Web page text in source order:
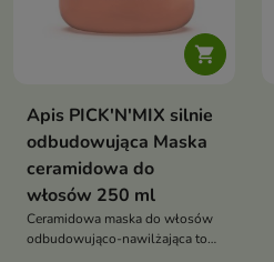

Apis PICK'N'MIX silnie
odbudowująca Maska
ceramidowa do
włosów 250 ml
Ceramidowa maska do włosów
odbudowująco-nawilżająca to